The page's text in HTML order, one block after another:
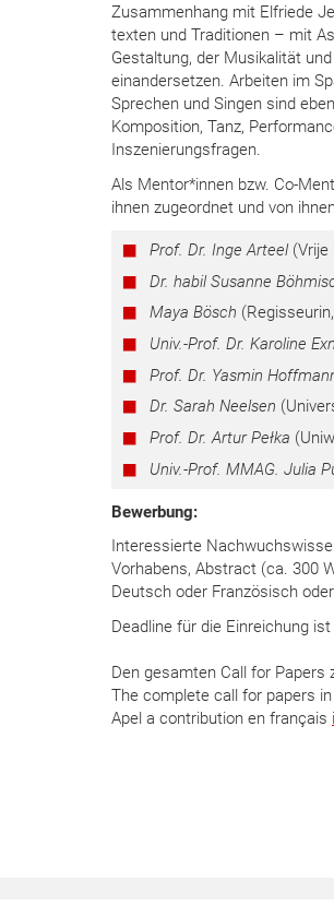
Zusammenhang mit Elfriede
texten und Traditionen – mit
Gestaltung, der Musikalität
einandersetzen. Arbeiten im
Sprechen und Singen sind
Komposition, Tanz,
Inszenierungsfragen.
Als Mentor*innen bzw. Co-
ihnen zugeordnet und von
Prof. Dr. Inge Arteel(Vrije
Dr. habil Susanne
Maya Bösch
Univ.-Prof. Dr. Karoline
Prof. Dr. Yasmin
Dr. Sarah Neelsen
Prof. Dr. Artur Pełka
Univ.-Prof. MMAG. Julia
Bewerbung:
Interessierte
Vorhabens, Abstract (ca. 300
Deutsch oder Französisch
Deadline für die Einreichung
Den gesamten Call for Papers
The complete call for papers
Apel a contribution en français